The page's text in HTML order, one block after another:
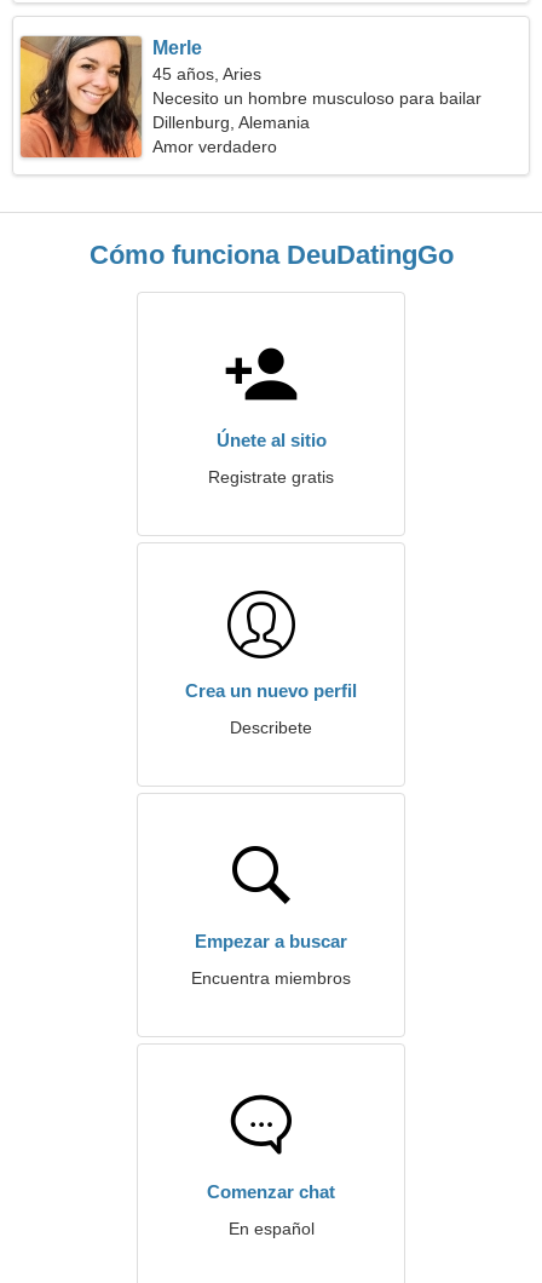
Merle
45 años, Aries
Necesito un hombre musculoso para bailar
Dillenburg, Alemania
Amor verdadero
Cómo funciona DeuDatingGo
Únete al sitio
Registrate gratis
Crea un nuevo perfil
Describete
Empezar a buscar
Encuentra miembros
Comenzar chat
En español